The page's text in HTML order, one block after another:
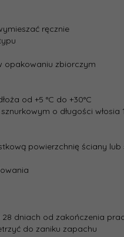
ręcznie
opakowaniu zbiorczym
od +5 °C do +30°C
o długości
powierzchnię ściany lub
28 dniach od zakończenia
do zaniku zapachu